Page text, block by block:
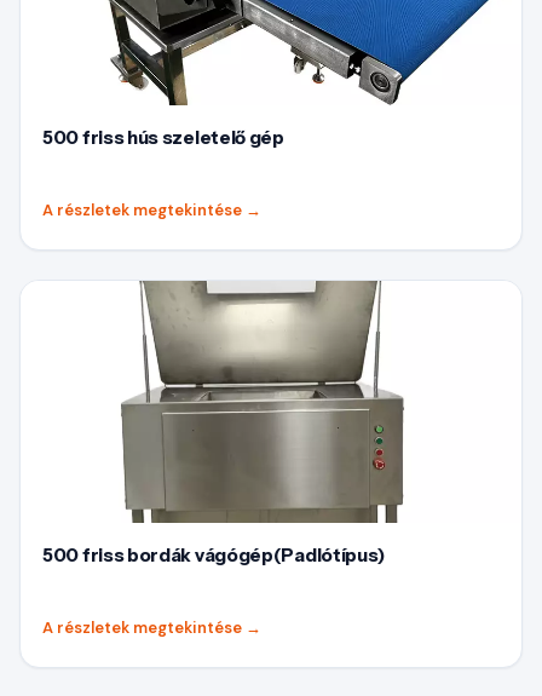
500 friss hús szeletelő gép
A részletek megtekintése →
500 friss bordák vágógép(Padlótípus)
A részletek megtekintése →